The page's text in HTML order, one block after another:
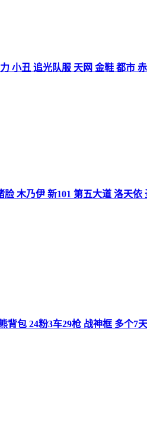
小丑 追光队服 天网 金鞋 都市
木乃伊 新101 第五大道 洛天
包 24粉3车29枪 战神框 多个7